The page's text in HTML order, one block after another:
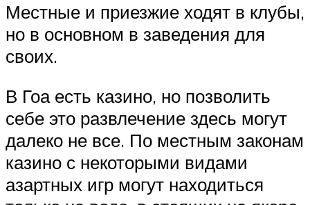
Местные и приезжие ходят в клубы,
но в основном в заведения для
своих.
В Гоа есть казино, но позволить
себе это развлечение здесь могут
далеко не все. По местным законам
казино с некоторыми видами
азартных игр могут находиться